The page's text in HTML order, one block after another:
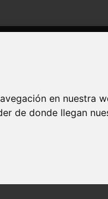
en nuestra
de donde llegan